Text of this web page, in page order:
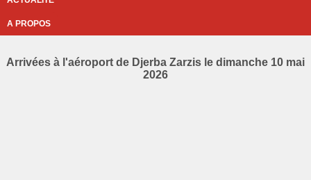
A PROPOS
Arrivées à l'aéroport de Djerba Zarzis le dimanche 10 mai
2026